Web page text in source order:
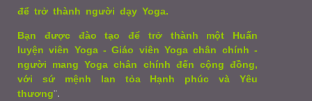
để trở thành người dạy Yoga.
Bạn được đào tạo để trở thành một Huấn
luyện viên Yoga - Giáo viên Yoga chân chính -
người mang Yoga chân chính đến cộng đồng,
với sứ mệnh lan tỏa Hạnh phúc và Yêu
thương".